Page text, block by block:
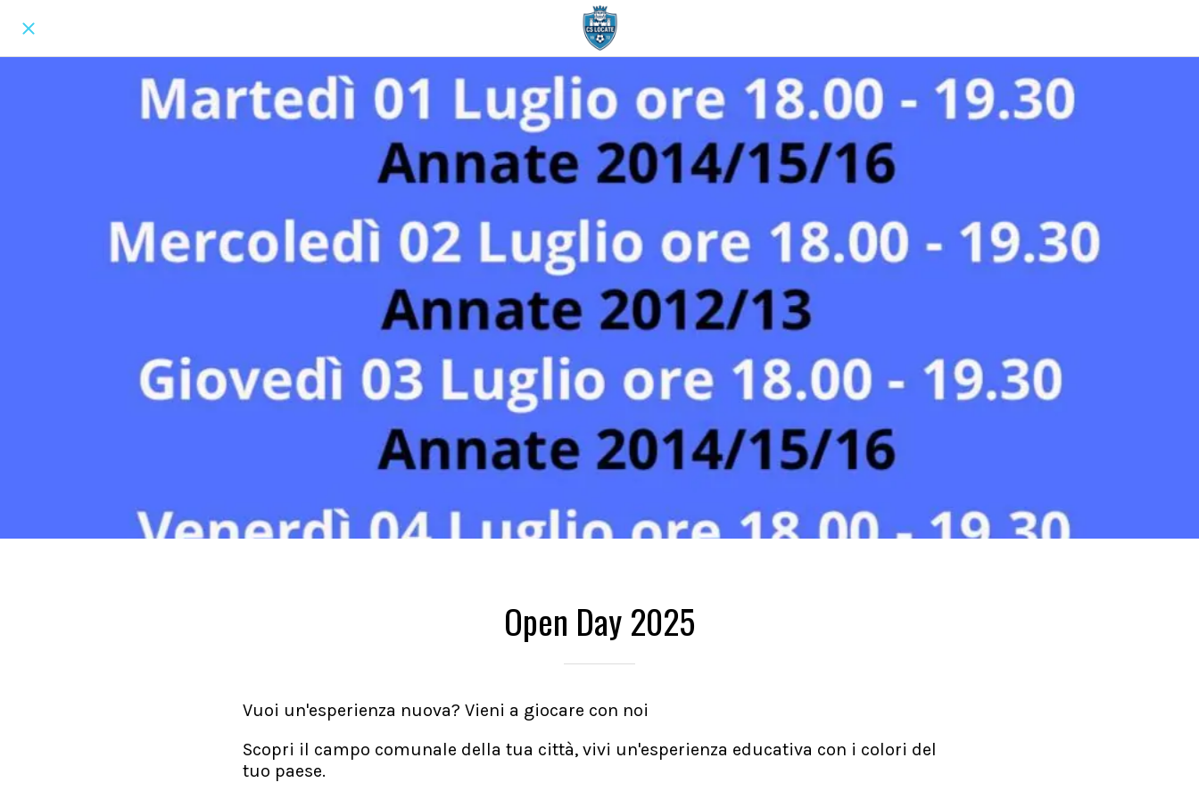
Open Day 2025
Vuoi un'esperienza nuova? Vieni a giocare con noi
Scopri il campo comunale della tua città, vivi un'esperienza educativa con i colori del
tuo paese.